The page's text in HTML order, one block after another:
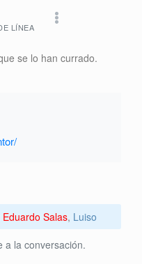
LÍNEA
se lo han currado.
Eduardo Salas, Luiso
a la conversación.